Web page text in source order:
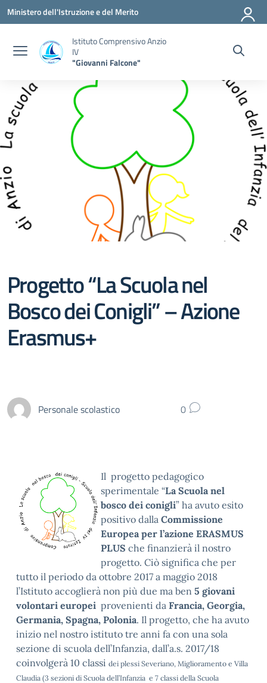
Vai ai contenuti
Vai al menu di navigazione
Vai al footer
Ministero dell'Istruzione e del Merito
Istituto Comprensivo Anzio
IV
"Giovanni Falcone"
Progetto “La Scuola nel
Bosco dei Conigli” – Azione
Erasmus+
Personale scolastico 0
Il progetto pedagogico
sperimentale “La Scuola nel
bosco dei conigli” ha avuto esito
positivo dalla Commissione
Europea per l’azione ERASMUS
PLUS che finanzierà il nostro
progetto. Ciò significa che per
tutto il periodo da ottobre 2017 a maggio 2018
l’Istituto accoglierà non più due ma ben 5 giovani
volontari europei provenienti da Francia, Georgia,
Germania, Spagna, Polonia. Il progetto, che ha avuto
inizio nel nostro istituto tre anni fa con una sola
sezione di scuola dell’Infanzia, dall’a.s. 2017/18
coinvolgerà 10 classi dei plessi Severiano, Miglioramento e Villa
Claudia (3 sezioni di Scuola dell’Infanzia e 7 classi della Scuola